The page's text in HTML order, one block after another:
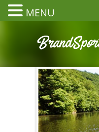
MENU